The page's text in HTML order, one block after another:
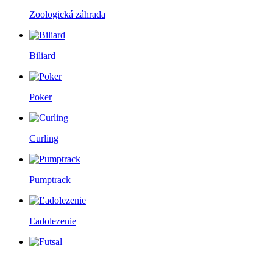
Zoologická záhrada
Biliard
Poker
Curling
Pumptrack
Ľadolezenie